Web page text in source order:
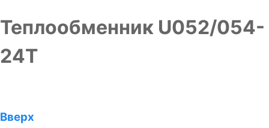
Теплообменник U052/054-
24T
Вверх